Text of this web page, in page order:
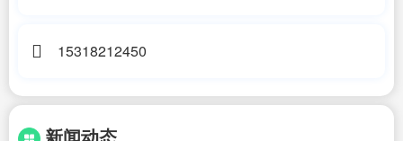
15318212450
新闻动态